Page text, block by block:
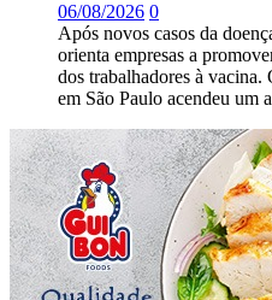
06/08/2026 0
Após novos casos da
orienta empresas a
dos trabalhadores à vacina.
em São Paulo acendeu um